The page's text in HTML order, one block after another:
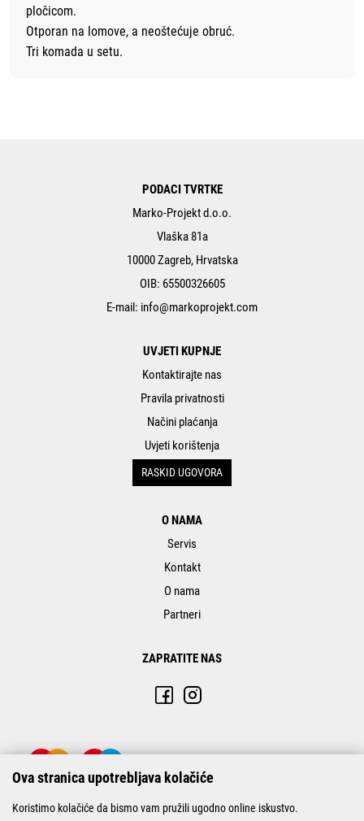
pločicom.
Otporan na lomove, a neoštećuje obruć.
Tri komada u setu.
PODACI TVRTKE
Marko-Projekt d.o.o.
Vlaška 81a
10000 Zagreb, Hrvatska
OIB: 65500326605
E-mail: info@markoprojekt.com
UVJETI KUPNJE
Kontaktirajte nas
Pravila privatnosti
Načini plaćanja
Uvjeti korištenja
RASKID UGOVORA
O NAMA
Servis
Kontakt
O nama
Partneri
ZAPRATITE NAS
Ova stranica upotrebljava kolačiće
Koristimo kolačiće da bismo vam pružili ugodno online iskustvo.